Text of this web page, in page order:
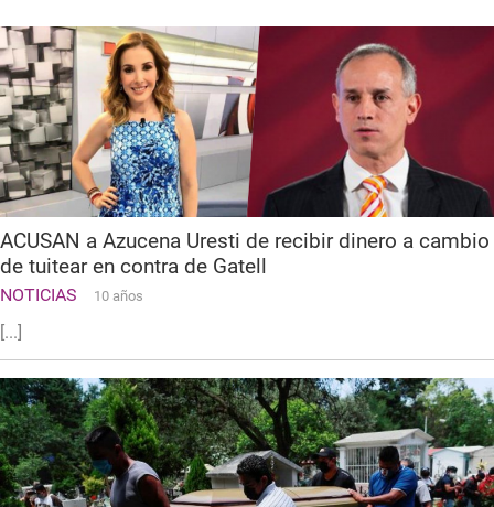
ACUSAN a Azucena Uresti de recibir dinero a cambio
de tuitear en contra de Gatell
NOTICIAS 10 años
[...]